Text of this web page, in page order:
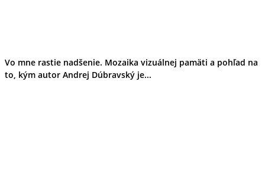
Vo mne rastie nadšenie. Mozaika vizuálnej pamäti a pohľad na
to, kým autor Andrej Dúbravský je...